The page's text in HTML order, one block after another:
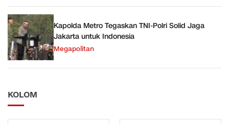
Kapolda Metro Tegaskan TNI-Polri Solid Jaga
Jakarta untuk Indonesia
Megapolitan
KOLOM